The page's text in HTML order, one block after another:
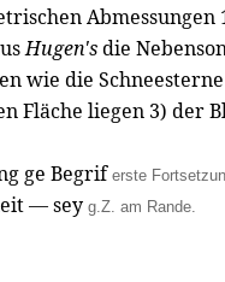
Hugen'sdie
wie die
Fläche liegen 3) der
ge Begrif erste
— sey g.Z. am Rande.